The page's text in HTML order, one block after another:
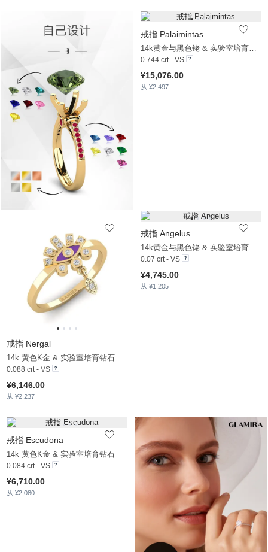
戒指 Palaimintas
14k黄金与黑色铑 & 实验室培育钻石 & 白珍珠
0.744 crt - VS
¥15,076.00
从 ¥2,497
戒指 Nergal
14k 黄色K金 & 实验室培育钻石
0.088 crt - VS
¥6,146.00
从 ¥2,237
戒指 Angelus
0.07 crt - VS
¥4,745.00
从 ¥1,205
戒指 Escudona
14k 黄色K金 & 实验室培育钻石
0.084 crt - VS
¥6,710.00
从 ¥2,080